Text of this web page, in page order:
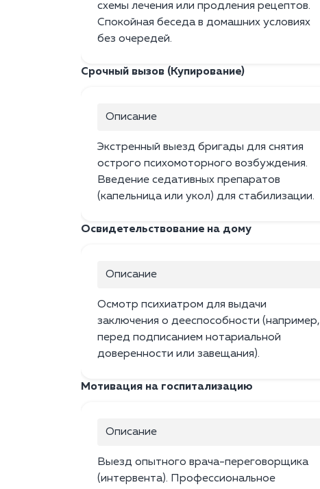
схемы лечения или продления рецептов.
Спокойная беседа в домашних условиях
без очередей.
Срочный вызов (Купирование)
Описание
Экстренный выезд бригады для снятия
острого психомоторного возбуждения.
Введение седативных препаратов
(капельница или укол) для стабилизации.
Освидетельствование на дому
Описание
Осмотр психиатром для выдачи
заключения о дееспособности (например,
перед подписанием нотариальной
доверенности или завещания).
Мотивация на госпитализацию
Описание
Выезд опытного врача-переговорщика
(интервента). Профессиональное